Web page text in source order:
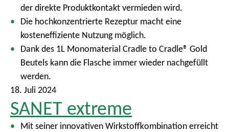
der direkte Produktkontakt vermieden wird.
Die hochkonzentrierte Rezeptur macht eine
kosteneffiziente Nutzung möglich.
Dank des 1L Monomaterial Cradle to Cradle® Gold
Beutels kann die Flasche immer wieder nachgefüllt
werden.
18. Juli 2024
SANET extreme
Mit seiner innovativen Wirkstoffkombination erreicht